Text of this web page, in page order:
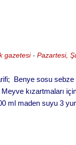
aldın mı gibi
gazetesi - Pazartesi,
Benye sosu sebze
kızartmaları
ml maden suyu 3
pürtüksüz-homojen